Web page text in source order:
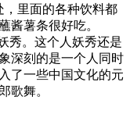
，里面的各种饮料都
酱薯条很好吃。
秀。这个人妖秀还是
深刻的是一个人同时
了一些中国文化的元
歌舞。